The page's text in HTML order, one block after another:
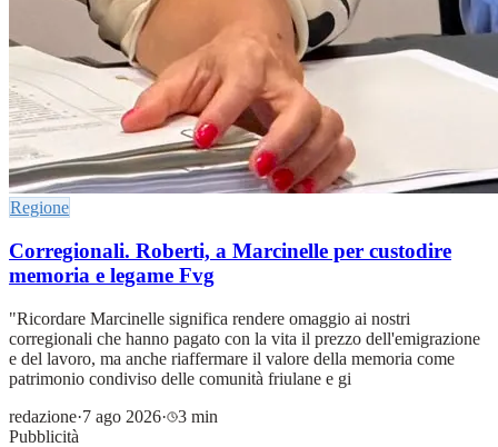
Regione
Corregionali. Roberti, a Marcinelle per custodire
memoria e legame Fvg
"Ricordare Marcinelle significa rendere omaggio ai nostri
corregionali che hanno pagato con la vita il prezzo dell'emigrazione
e del lavoro, ma anche riaffermare il valore della memoria come
patrimonio condiviso delle comunità friulane e gi
redazione·7 ago 2026·
3 min
Pubblicità